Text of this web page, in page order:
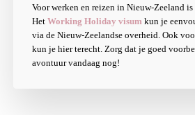
Voor werken en reizen in Nieuw-Zeeland is
Het Working Holiday visum kun je
via de Nieuw-Zeelandse overheid. Ook
kun je hier terecht. Zorg dat je goed
avontuur vandaag nog!